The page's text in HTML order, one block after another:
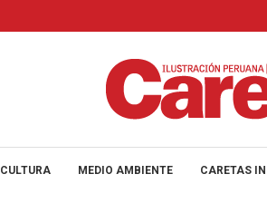
CULTURA MEDIO AMBIENTE CARETAS